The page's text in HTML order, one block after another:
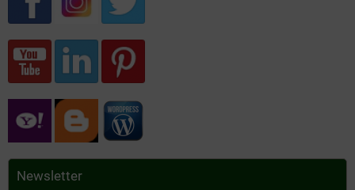
Newsletter